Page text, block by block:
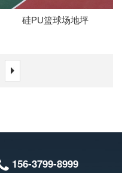
硅PU篮球场地坪
156-3799-8999